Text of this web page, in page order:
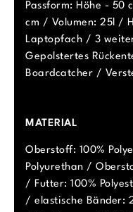
Passform: Höhe - 50
cm / Volumen: 25l /
Laptopfach / 3
Gepolstertes
Boardcatcher /
MATERIAL
Oberstoff: 100%
Polyurethan /
/ Futter: 100%
/ elastische Bänder: